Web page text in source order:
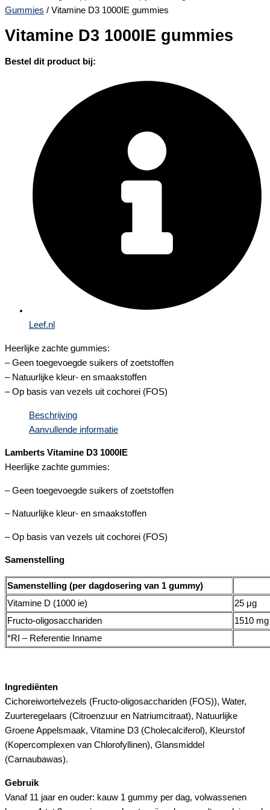
Gummies / Vitamine D3 1000IE gummies
Vitamine D3 1000IE gummies
Bestel dit product bij:
Leef.nl
Heerlijke zachte gummies:
– Geen toegevoegde suikers of zoetstoffen
– Natuurlijke kleur- en smaakstoffen
– Op basis van vezels uit cochorei (FOS)
Beschrijving
Aanvullende informatie
Lamberts Vitamine D3 1000IE
Heerlijke zachte gummies:
– Geen toegevoegde suikers of zoetstoffen
– Natuurlijke kleur- en smaakstoffen
– Op basis van vezels uit cochorei (FOS)
Samenstelling
Samenstelling (per dagdosering van 1 gummy)
Vitamine D (1000 ie)
25 μg
Fructo-oligosacchariden
1510 mg
*RI – Referentie Inname
Ingrediënten
Cichoreiwortelvezels (Fructo-oligosacchariden (FOS)), Water,
Zuurteregelaars (Citroenzuur en Natriumcitraat), Natuurlijke
Groene Appelsmaak, Vitamine D3 (Cholecalciferol), Kleurstof
(Kopercomplexen van Chlorofyllinen), Glansmiddel
(Carnaubawas).
Gebruik
Vanaf 11 jaar en ouder: kauw 1 gummy per dag, volwassenen